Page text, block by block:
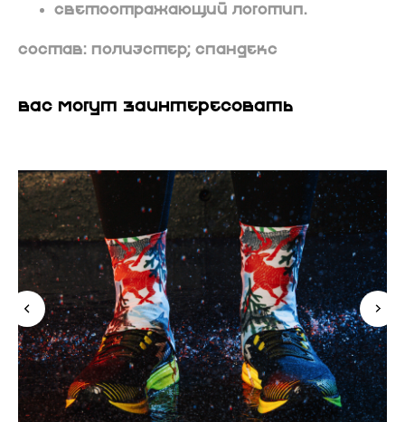
Светоотражающий логотип.
Состав: Полиэстер; спандекс
ВАС МОГУТ ЗАИНТЕРЕСОВАТЬ